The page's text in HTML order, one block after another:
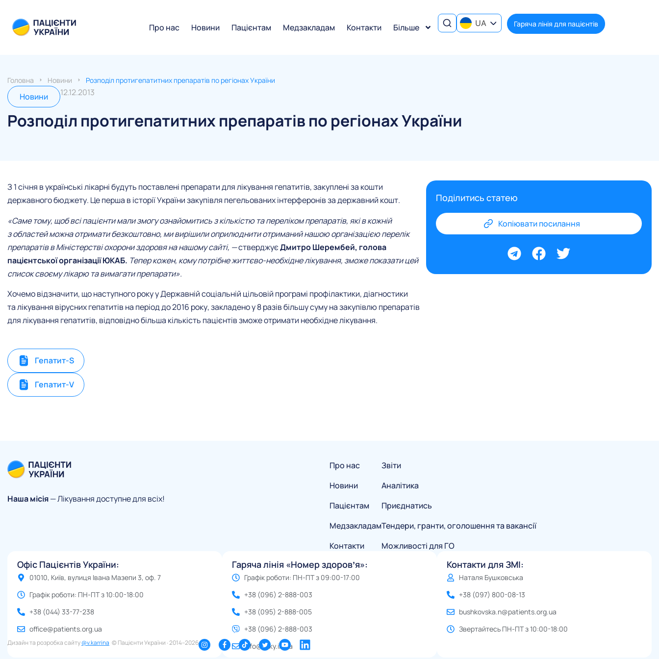
Про нас Новини Пацієнтам Медзакладам Контакти Більше UA Гаряча лінія для пацієнтів
Головна Новини Розподіл протигепатитних препаратів по регіонах України
Новини 12.12.2013
Розподіл протигепатитних препаратів по регіонах України
З 1 січня в українські лікарні будуть поставлені препарати для лікування гепатитів, закуплені за кошти
державного бюджету. Це перша в історії України закупівля пегельованих інтерферонів за державний кошт.
«Саме тому, щоб всі пацієнти мали змогу ознайомитись з кількістю та переліком препаратів, які в кожній
з областей можна отримати безкоштовно, ми вирішили оприлюднити отриманий нашою організацією перелік
препаратів в Міністерстві охорони здоровя на нашому сайті, —стверджуєДмитро Шерембей, голова
пацієнтської організації ЮКАБ. Тепер кожен, кому потрібне життєво-необхідне лікування, зможе показати цей
список своєму лікарю та вимагати препарати».
Хочемо відзначити, що наступного року у Державній соціальній цільовій програмі профілактики, діагностики
та лікування вірусних гепатитів на період до 2016 року, закладено у 8 разів більшу суму на закупівлю препаратів
для лікування гепатитів, відповідно більша кількість пацієнтів зможе отримати необхідне лікування.
Гепатит-S
Гепатит-V
Поділитись статею
Копіювати посилання
Наша місія— Лікування доступне для всіх!
Про нас
Новини
Пацієнтам
Медзакладам
Контакти
Звіти
Аналітика
Приєднатись
Тендери, гранти, оголошення та вакансії
Можливості для ГО
Офіс Пацієнтів України:
01010, Київ, вулиця Івана Мазепи 3, оф. 7
Графік роботи: ПН-ПТ з 10:00-18:00
+38 (044) 33-77-238
office@patients.org.ua
Гаряча лінія «Номер здоровʼя»:
Графік роботи: ПН-ПТ з 09:00-17:00
+38 (096) 2-888-003
+38 (095) 2-888-005
+38 (096) 2-888-003
info@eliky.in.ua
Контакти для ЗМІ:
Наталя Бушковська
+38 (097) 800-08-13
bushkovska.n@patients.org.ua
Звертайтесь ПН-ПТ з 10:00-18:00
Дизайн та розробка сайту@v.karrina © Пацієнти України ∙ 2014–2026